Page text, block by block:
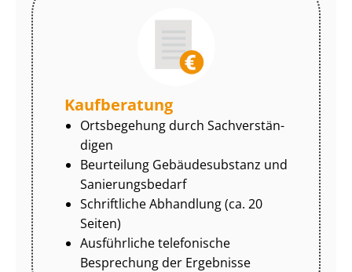
Kaufberatung
Ortsbegehung durch Sach­ver­stän­
di­gen
Beurteilung Gebäudesubstanz und
Sa­nie­rungs­be­darf
Schriftliche Abhandlung (ca. 20
Seiten)
Ausführliche telefonische
Besprechung der Ergebnisse